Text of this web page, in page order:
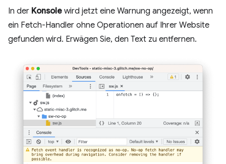
In der Konsole wird jetzt eine Warnung angezeigt, wenn
ein Fetch-Handler ohne Operationen auf Ihrer Website
gefunden wird. Erwägen Sie, den Text zu entfernen.